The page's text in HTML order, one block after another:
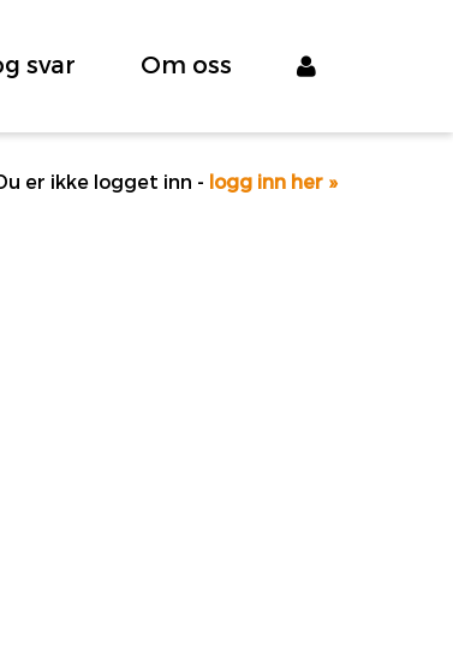
svar Om oss
er ikke logget inn - logg inn her »